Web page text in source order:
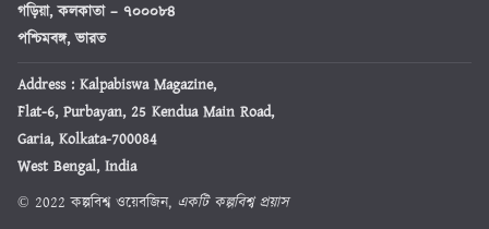
গড়িয়া, কলকাতা – ৭০০০৮৪
পশ্চিমবঙ্গ, ভারত
Address : Kalpabiswa Magazine,
Flat-6, Purbayan, 25 Kendua Main Road,
Garia, Kolkata-700084
West Bengal, India
© 2022 কল্পবিশ্ব ওয়েবজিন, একটি কল্পবিশ্ব প্রয়াস